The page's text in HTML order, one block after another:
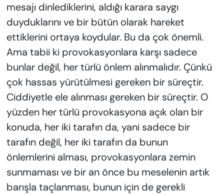
mesajı dinlediklerini, aldığı karara saygı
duyduklarını ve bir bütün olarak hareket
ettiklerini ortaya koydular. Bu da çok önemli.
Ama tabii ki provokasyonlara karşı sadece
bunlar değil, her türlü önlem alınmalıdır. Çünkü
çok hassas yürütülmesi gereken bir süreçtir.
Ciddiyetle ele alınması gereken bir süreçtir. O
yüzden her türlü provokasyona açık olan bir
konuda, her iki tarafın da, yani sadece bir
tarafın değil, her iki tarafın da bunun
önlemlerini alması, provokasyonlara zemin
sunmaması ve bir an önce bu meselenin artık
barışla taçlanması, bunun için de gerekli